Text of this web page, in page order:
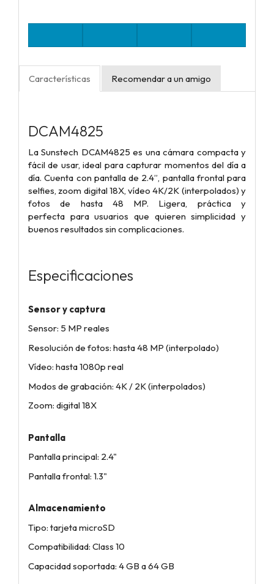
Características Recomendar a un amigo
DCAM4825
La Sunstech DCAM4825 es una cámara compacta y
fácil de usar, ideal para capturar momentos del día a
día. Cuenta con pantalla de 2.4”, pantalla frontal para
selfies, zoom digital 18X, vídeo 4K/2K (interpolados) y
fotos de hasta 48 MP. Ligera, práctica y
perfecta para usuarios que quieren simplicidad y
buenos resultados sin complicaciones.
Especificaciones
Sensor y captura
Sensor: 5 MP reales
Resolución de fotos: hasta 48 MP (interpolado)
Vídeo: hasta 1080p real
Modos de grabación: 4K / 2K (interpolados)
Zoom: digital 18X
Pantalla
Pantalla principal: 2.4"
Pantalla frontal: 1.3"
Almacenamiento
Tipo: tarjeta microSD
Compatibilidad: Class 10
Capacidad soportada: 4 GB a 64 GB